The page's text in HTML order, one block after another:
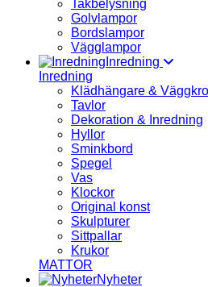
Takbelysning
Golvlampor
Bordslampor
Vägglampor
Inredning
Inredning
Klädhängare &
Tavlor
Dekoration & Inredning
Hyllor
Sminkbord
Spegel
Vas
Klockor
Original konst
Skulpturer
Sittpallar
Krukor
MATTOR
Nyheter